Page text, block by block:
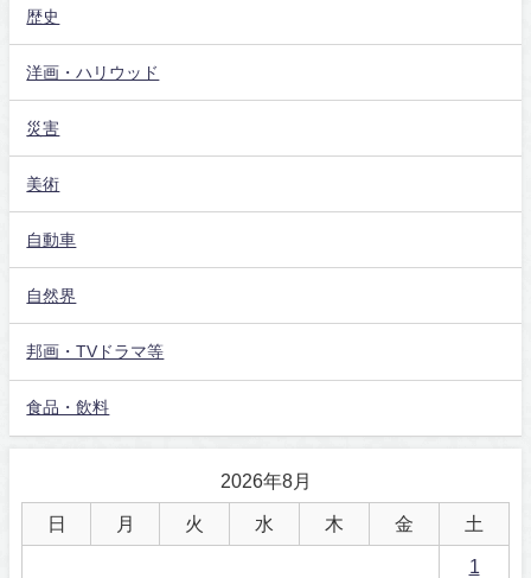
歴史
洋画・ハリウッド
災害
美術
自動車
自然界
邦画・TVドラマ等
食品・飲料
2026年8月
日 月 火 水 木 金 土
1